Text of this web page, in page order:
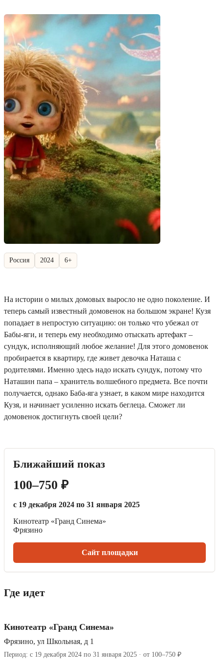
Россия 2024 6+
На истории о милых домовых выросло не одно поколение. И
теперь самый известный домовенок на большом экране! Кузя
попадает в непростую ситуацию: он только что убежал от
Бабы-яги, и теперь ему необходимо отыскать артефакт –
сундук, исполняющий любое желание! Для этого домовенок
пробирается в квартиру, где живет девочка Наташа с
родителями. Именно здесь надо искать сундук, потому что
Наташин папа – хранитель волшебного предмета. Все почти
получается, однако Баба-яга узнает, в каком мире находится
Кузя, и начинает усиленно искать беглеца. Сможет ли
домовенок достигнуть своей цели?
Ближайший показ
100–750 ₽
с 19 декабря 2024 по 31 января 2025
Кинотеатр «Гранд Синема»
Фрязино
Сайт площадки
Где идет
Кинотеатр «Гранд Синема»
Фрязино, ул Школьная, д 1
Период: с 19 декабря 2024 по 31 января 2025 · от 100–750 ₽